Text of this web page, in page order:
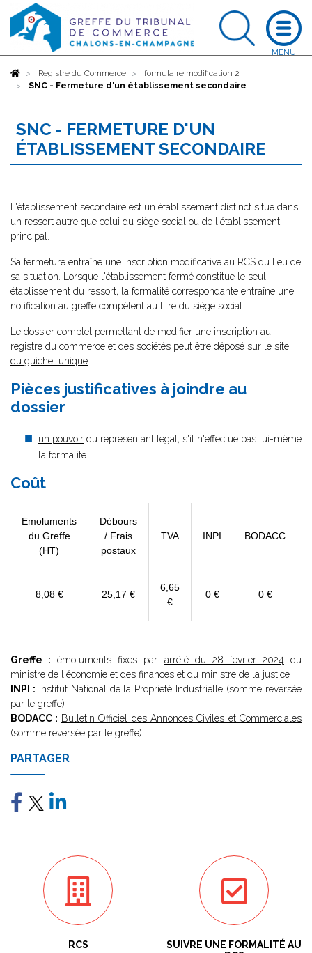
AccueilRegistre du Commerce
formulaire modification 2
SNC - Fermeture d'un établissement secondaire
SNC - FERMETURE D'UN
ÉTABLISSEMENT SECONDAIRE
L'établissement secondaire est un établissement distinct situé dans
un ressort autre que celui du siège social ou de l'établissement
principal.
Sa fermeture entraîne une inscription modificative au RCS du lieu de
sa situation. Lorsque l'établissement fermé constitue le seul
établissement du ressort, la formalité correspondante entraîne une
notification au greffe compétent au titre du siège social.
Le dossier complet permettant de modifier une inscription au
registre du commerce et des sociétés peut être déposé sur le site
du guichet unique
Pièces justificatives à joindre au
dossier
un pouvoir du représentant légal, s'il n'effectue pas lui-même
la formalité.
Coût
Emoluments
du Greffe
(HT)
Débours
/ Frais
postaux
TVA INPI BODACC
8,08 € 25,17 €
6,65
€
0 € 0 €
Greffe : émoluments fixés par arrêté du 28 février 2024 du
ministre de l'économie et des finances et du ministre de la justice
INPI : Institut National de la Propriété Industrielle (somme reversée
par le greffe)
BODACC : Bulletin Officiel des Annonces Civiles et Commerciales
(somme reversée par le greffe)
PARTAGER
RCS
SUIVRE UNE FORMALITÉ AU